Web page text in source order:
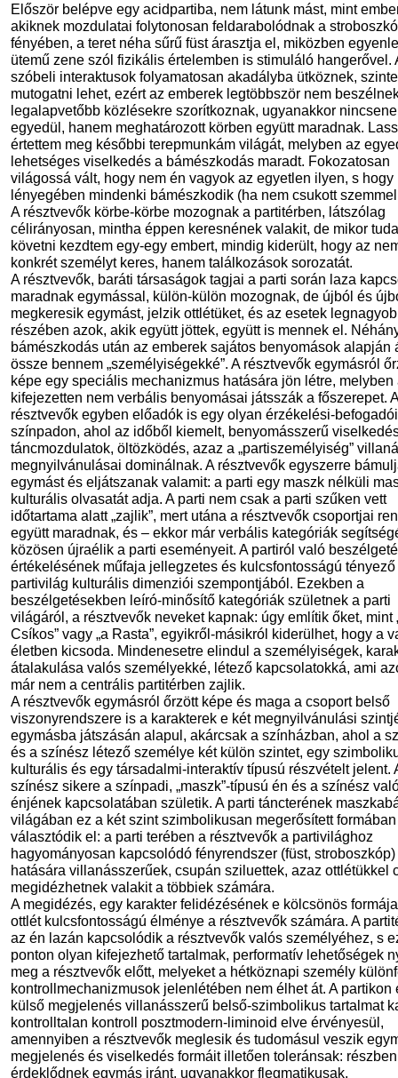
Először belépve egy acidpartiba, nem látunk mást, mint
akiknek mozdulatai folytonosan feldarabolódnak a
fényében, a teret néha sűrű füst árasztja el, miközben
ütemű zene szól fizikális értelemben is stimuláló hangerővel.
szóbeli interaktusok folyamatosan akadályba ütköznek,
mutogatni lehet, ezért az emberek legtöbbször nem
legalapvetőbb közlésekre szorítkoznak, ugyanakkor
egyedül, hanem meghatározott körben együtt maradnak.
értettem meg későbbi terepmunkám világát, melyben az
lehetséges viselkedés a bámészkodás maradt. Fokozatosan
világossá vált, hogy nem én vagyok az egyetlen ilyen, s hogy
lényegében mindenki bámészkodik (ha nem csukott
A résztvevők körbe-körbe mozognak a partitérben, látszólag
célirányosan, mintha éppen keresnének valakit, de mikor
követni kezdtem egy-egy embert, mindig kiderült, hogy az
konkrét személyt keres, hanem találkozások sorozatát.
A résztvevők, baráti társaságok tagjai a parti során laza
maradnak egymással, külön-külön mozognak, de újból és
megkeresik egymást, jelzik ottlétüket, és az esetek
részében azok, akik együtt jöttek, együtt is mennek el.
bámészkodás után az emberek sajátos benyomások alapján
össze bennem „személyiségekké”. A résztvevők egymásról
képe egy speciális mechanizmus hatására jön létre, melyben
kifejezetten nem verbális benyomásai játsszák a főszerepet. A
résztvevők egyben előadók is egy olyan érzékelési-befogadói
színpadon, ahol az időből kiemelt, benyomásszerű
táncmozdulatok, öltözködés, azaz a „partiszemélyiség”
megnyilvánulásai dominálnak. A résztvevők egyszerre
egymást és eljátszanak valamit: a parti egy maszk nélküli
kulturális olvasatát adja. A parti nem csak a parti szűken vett
időtartama alatt „zajlik”, mert utána a résztvevők csoportjai
együtt maradnak, és – ekkor már verbális kategóriák
közösen újraélik a parti eseményeit. A partiról való
értékelésének műfaja jellegzetes és kulcsfontosságú tényező
partivilág kulturális dimenziói szempontjából. Ezekben a
beszélgetésekben leíró-minősítő kategóriák születnek a parti
világáról, a résztvevők neveket kapnak: úgy említik őket, mint
Csíkos” vagy „a Rasta”, egyikről-másikról kiderülhet, hogy a
életben kicsoda. Mindenesetre elindul a személyiségek,
átalakulása valós személyekké, létező kapcsolatokká, ami
már nem a centrális partitérben zajlik.
A résztvevők egymásról őrzött képe és maga a csoport belső
viszonyrendszere is a karakterek e két megnyilvánulási
egymásba játszásán alapul, akárcsak a színházban, ahol a
és a színész létező személye két külön szintet, egy
kulturális és egy társadalmi-interaktív típusú részvételt jelent.
színész sikere a színpadi, „maszk”-típusú én és a színész
énjének kapcsolatában születik. A parti táncterének
világában ez a két szint szimbolikusan megerősített formában
választódik el: a parti terében a résztvevők a partivilághoz
hagyományosan kapcsolódó fényrendszer (füst, stroboszkóp)
hatására villanásszerűek, csupán sziluettek, azaz ottlétükkel
megidézhetnek valakit a többiek számára.
A megidézés, egy karakter felidézésének e kölcsönös
ottlét kulcsfontosságú élménye a résztvevők számára. A
az én lazán kapcsolódik a résztvevők valós személyéhez, s
ponton olyan kifejezhető tartalmak, performatív lehetőségek
meg a résztvevők előtt, melyeket a hétköznapi személy
kontrollmechanizmusok jelenlétében nem élhet át. A partikon
külső megjelenés villanásszerű belső-szimbolikus tartalmat
kontrolltalan kontroll posztmodern-liminoid elve érvényesül,
amennyiben a résztvevők meglesik és tudomásul veszik
megjelenés és viselkedés formáit illetően toleránsak: részben
érdeklődnek egymás iránt, ugyanakkor flegmatikusak,